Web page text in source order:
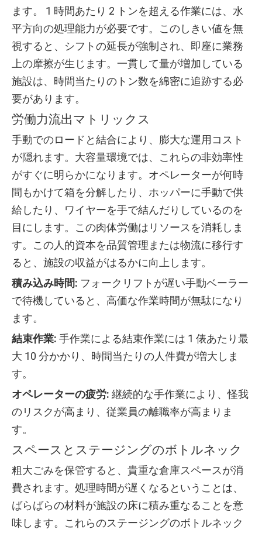
ます。 1 時間あたり 2 トンを超える作業には、水
平方向の処理能力が必要です。このしきい値を無
視すると、シフトの延長が強制され、即座に業務
上の摩擦が生じます。一貫して量が増加している
施設は、時間当たりのトン数を綿密に追跡する必
要があります。
労働力流出マトリックス
手動でのロードと結合により、膨大な運用コスト
が隠れます。大容量環境では、これらの非効率性
がすぐに明らかになります。オペレーターが何時
間もかけて箱を分解したり、ホッパーに手動で供
給したり、ワイヤーを手で結んだりしているのを
目にします。この肉体労働はリソースを消耗しま
す。この人的資本を品質管理または物流に移行す
ると、施設の収益がはるかに向上します。
積み込み時間: フォークリフトが遅い手動ベーラー
で待機していると、高価な作業時間が無駄になり
ます。
結束作業: 手作業による結束作業には 1 俵あたり最
大 10 分かかり、時間当たりの人件費が増大しま
す。
オペレーターの疲労: 継続的な手作業により、怪我
のリスクが高まり、従業員の離職率が高まりま
す。
スペースとステージングのボトルネック
粗大ごみを保管すると、貴重な倉庫スペースが消
費されます。処理時間が遅くなるということは、
ばらばらの材料が施設の床に積み重なることを意
味します。これらのステージングのボトルネック